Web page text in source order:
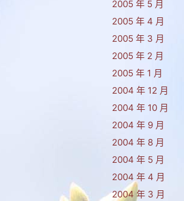
2005 年 5 月
2005 年 4 月
2005 年 3 月
2005 年 2 月
2005 年 1 月
2004 年 12 月
2004 年 10 月
2004 年 9 月
2004 年 8 月
2004 年 5 月
2004 年 4 月
2004 年 3 月